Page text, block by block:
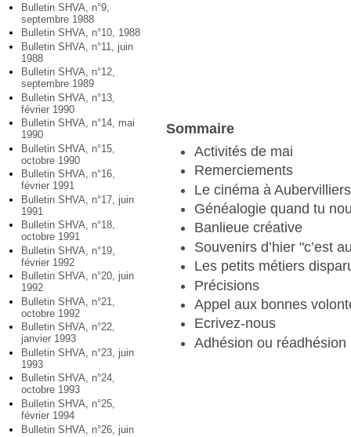
Bulletin SHVA, n°9,
septembre 1988
Bulletin SHVA, n°10, 1988
Bulletin SHVA, n°11, juin
1988
Bulletin SHVA, n°12,
septembre 1989
Bulletin SHVA, n°13,
février 1990
Bulletin SHVA, n°14, mai
1990
Bulletin SHVA, n°15,
octobre 1990
Bulletin SHVA, n°16,
février 1991
Bulletin SHVA, n°17, juin
1991
Bulletin SHVA, n°18,
octobre 1991
Bulletin SHVA, n°19,
février 1992
Bulletin SHVA, n°20, juin
1992
Bulletin SHVA, n°21,
octobre 1992
Bulletin SHVA, n°22,
janvier 1993
Bulletin SHVA, n°23, juin
1993
Bulletin SHVA, n°24,
octobre 1993
Bulletin SHVA, n°25,
février 1994
Bulletin SHVA, n°26, juin
Sommaire
Activités de mai
Remerciements
Le cinéma à Aubervilliers
Généalogie quand tu
Banlieue créative
Souvenirs d’hier "c’est
Les petits métiers
Précisions
Appel aux bonnes
Ecrivez-nous
Adhésion ou réadhésion